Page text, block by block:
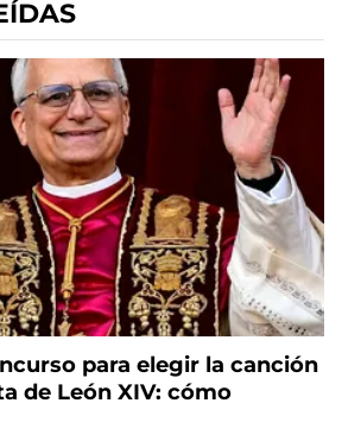
para elegir la canción
de León XIV: cómo